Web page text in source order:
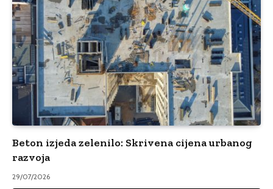
Beton izjeda zelenilo: Skrivena cijena urbanog
razvoja
29/07/2026